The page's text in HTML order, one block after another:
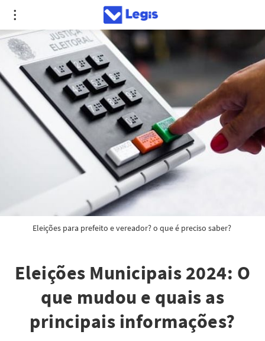
Eleições para prefeito e vereador? o que é preciso saber?
Eleições Municipais 2024: O
que mudou e quais as
principais informações?